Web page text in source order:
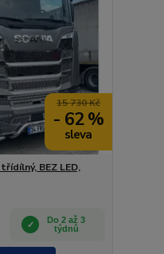
15 730 Kč
- 62 %
BEZ LED,
Do 2 až 3
týdnů